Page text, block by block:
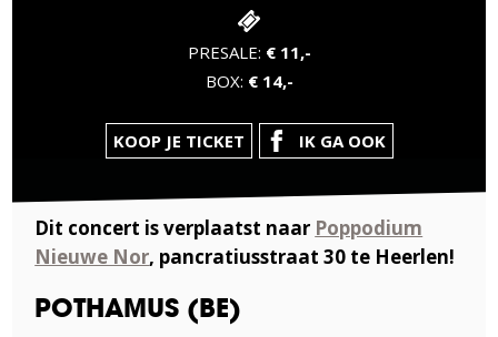
PRESALE: € 11,-
BOX: € 14,-
KOOP JE TICKET IK GA OOK
Dit concert is verplaatst naar Poppodium
Nieuwe Nor, pancratiusstraat 30 te Heerlen!
POTHAMUS (BE)